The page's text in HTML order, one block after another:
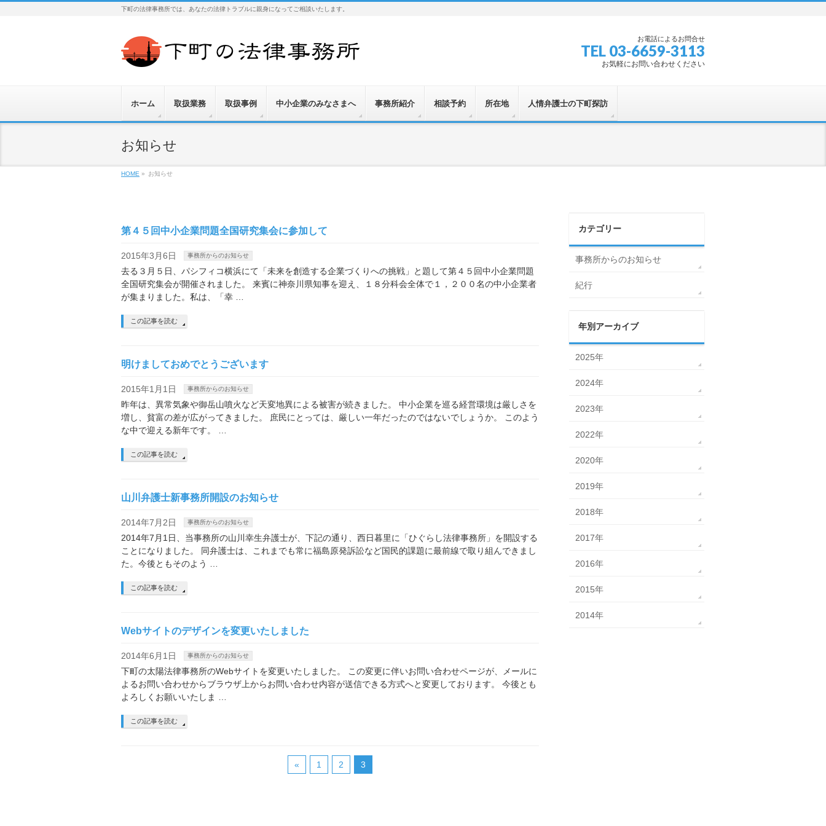
下町の法律事務所では、あなたの法律トラブルに親身になってご相談いたします。
お電話によるお問合せ
TEL 03-6659-3113
お気軽にお問い合わせください
ホーム 取扱業務 取扱事例 中小企業のみなさまへ 事務所紹介 相談予約 所在地 人情弁護士の下町探訪
お知らせ
HOME » お知らせ
第４５回中小企業問題全国研究集会に参加して
2015年3月6日 事務所からのお知らせ
去る３月５日、パシフィコ横浜にて「未来を創造する企業づくりへの挑戦」と題して第４５回中小企業問題
全国研究集会が開催されました。 来賓に神奈川県知事を迎え、１８分科会全体で１，２００名の中小企業者
が集まりました。私は、「幸 …
この記事を読む
明けましておめでとうございます
2015年1月1日 事務所からのお知らせ
昨年は、異常気象や御岳山噴火など天変地異による被害が続きました。 中小企業を巡る経営環境は厳しさを
増し、貧富の差が広がってきました。 庶民にとっては、厳しい一年だったのではないでしょうか。 このよう
な中で迎える新年です。 …
この記事を読む
山川弁護士新事務所開設のお知らせ
2014年7月2日 事務所からのお知らせ
2014年7月1日、当事務所の山川幸生弁護士が、下記の通り、西日暮里に「ひぐらし法律事務所」を開設する
ことになりました。 同弁護士は、これまでも常に福島原発訴訟など国民的課題に最前線で取り組んできまし
た。今後ともそのよう …
この記事を読む
Webサイトのデザインを変更いたしました
2014年6月1日 事務所からのお知らせ
下町の太陽法律事務所のWebサイトを変更いたしました。 この変更に伴いお問い合わせページが、メールに
よるお問い合わせからブラウザ上からお問い合わせ内容が送信できる方式へと変更しております。 今後とも
よろしくお願いいたしま …
この記事を読む
« 1 2 3
カテゴリー
事務所からのお知らせ
紀行
年別アーカイブ
2025年
2024年
2023年
2022年
2020年
2019年
2018年
2017年
2016年
2015年
2014年